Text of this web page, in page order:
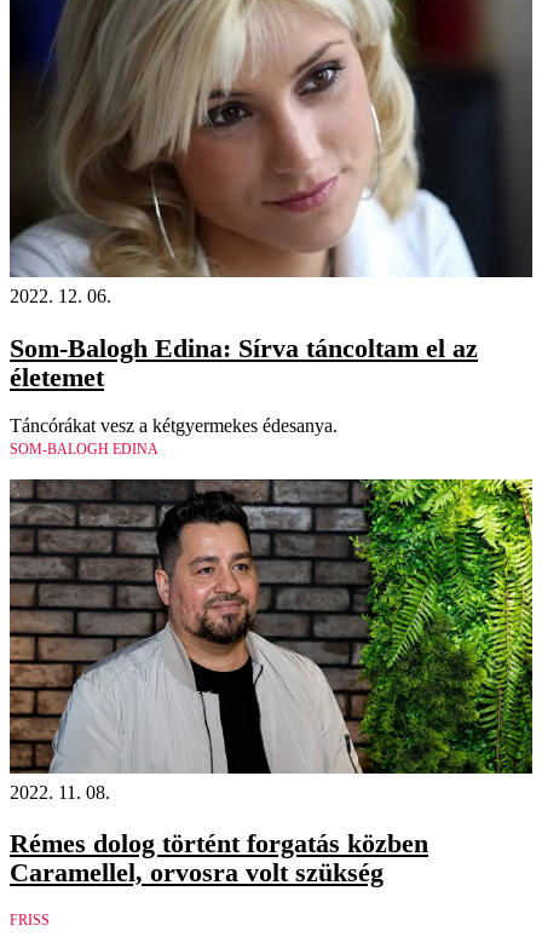
2022. 12. 06.
Som-Balogh Edina: Sírva táncoltam el az
életemet
Táncórákat vesz a kétgyermekes édesanya.
SOM-BALOGH EDINA
2022. 11. 08.
Rémes dolog történt forgatás közben
Caramellel, orvosra volt szükség
FRISS